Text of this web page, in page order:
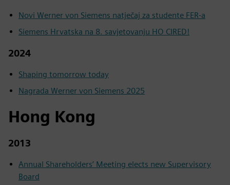
Novi Werner von Siemens natječaj za studente FER-a
Siemens Hrvatska na 8. savjetovanju HO CIRED!
2024
Shaping tomorrow today
Nagrada Werner von Siemens 2025
Hong Kong
2013
Annual Shareholders’ Meeting elects new Supervisory
Board